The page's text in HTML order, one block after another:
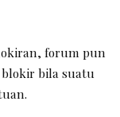
forum pun
bila suatu